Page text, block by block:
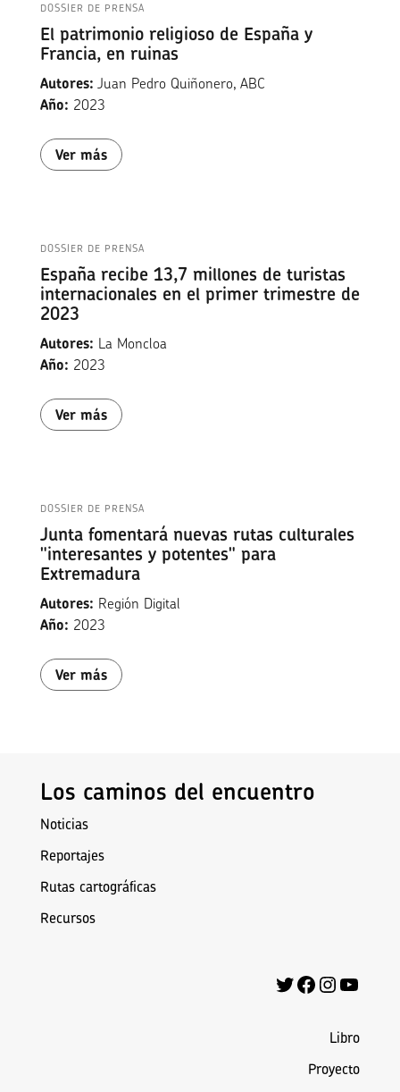
DOSSIER DE PRENSA
El patrimonio religioso de España y
Francia, en ruinas
Autores: Juan Pedro Quiñonero, ABC
Año: 2023
Ver más
DOSSIER DE PRENSA
España recibe 13,7 millones de turistas
internacionales en el primer trimestre de
2023
Autores: La Moncloa
Año: 2023
Ver más
DOSSIER DE PRENSA
Junta fomentará nuevas rutas culturales
"interesantes y potentes" para
Extremadura
Autores: Región Digital
Año: 2023
Ver más
Los caminos del encuentro
Noticias
Reportajes
Rutas cartográficas
Recursos
Twitter
Facebook
Libro
Proyecto